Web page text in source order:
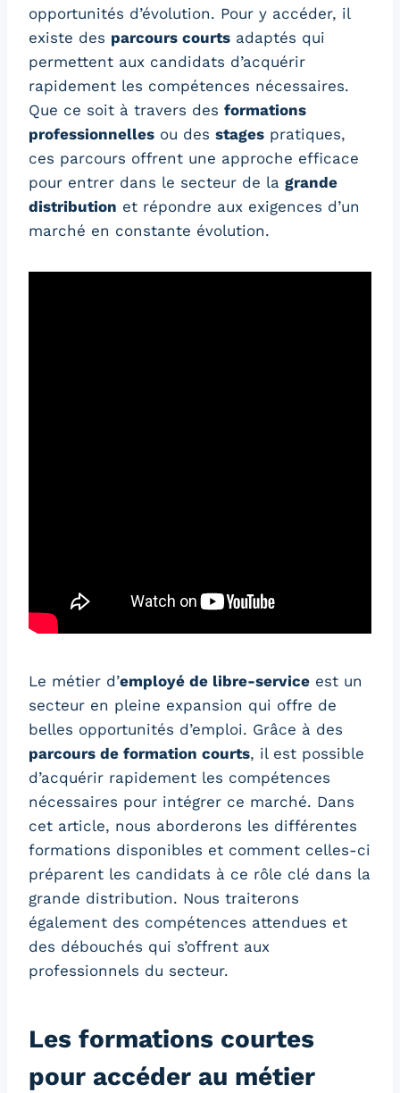
opportunités d’évolution. Pour y accéder, il
existe des parcours courts adaptés qui
permettent aux candidats d’acquérir
rapidement les compétences nécessaires.
Que ce soit à travers des formations
professionnelles ou des stages pratiques,
ces parcours offrent une approche efficace
pour entrer dans le secteur de la grande
distribution et répondre aux exigences d’un
marché en constante évolution.
Le métier d’employé de libre-service est un
secteur en pleine expansion qui offre de
belles opportunités d’emploi. Grâce à des
parcours de formation courts, il est possible
d’acquérir rapidement les compétences
nécessaires pour intégrer ce marché. Dans
cet article, nous aborderons les différentes
formations disponibles et comment celles-ci
préparent les candidats à ce rôle clé dans la
grande distribution. Nous traiterons
également des compétences attendues et
des débouchés qui s’offrent aux
professionnels du secteur.
Les formations courtes
pour accéder au métier